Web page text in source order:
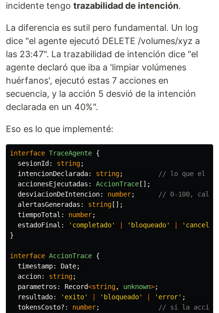
incidente tengo trazabilidad de intención.
La diferencia es sutil pero fundamental. Un log
dice "el agente ejecutó DELETE /volumes/xyz a
las 23:47". La trazabilidad de intención dice "el
agente declaró que iba a 'limpiar volúmenes
huérfanos', ejecutó estas 7 acciones en
secuencia, y la acción 5 desvió de la intención
declarada en un 40%".
Eso es lo que implementé:
interface TraceAgente {
sesionId : string;
intencionDeclarada: string;
// lo que el
accionesEjecutadas : AccionTrace [];
desviacionDeIntencion: number;
// 0-100,
alertasGeneradas : string [];
tiempoTotal : number;
estadoFinal : ' completado' ' bloqueado' '
}
interface AccionTrace {
timestamp: Date;
accion: string;
parametros : Record<string, unknown>;
resultado: ' exito' ' bloqueado' ' error' ;
tokensCosto?: number;
// si la acción